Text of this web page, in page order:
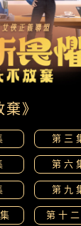
》
第三
第六
第九
第十